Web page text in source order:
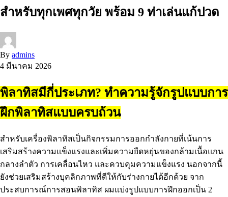
สำหรับทุกเพศทุกวัย พร้อม 9 ท่าเล่นแก้ปวด
By admins
4 มีนาคม 2026
พิลาทิสมีกี่ประเภท? ทำความรู้จักรูปแบบการ
ฝึกพิลาทิสแบบครบถ้วน
สำหรับเครื่องพิลาทิสเป็นกิจกรรมการออกกำลังกายที่เน้นการ
เสริมสร้างความแข็งแรงและเพิ่มความยืดหยุ่นของกล้ามเนื้อแกน
กลางลำตัว การเคลื่อนไหว และควบคุมความแข็งแรง นอกจากนี้
ยังช่วยเสริมสร้างบุคลิกภาพที่ดีให้กับร่างกายได้อีกด้วย จาก
ประสบการณ์การสอนพิลาทิส ผมแบ่งรูปแบบการฝึกออกเป็น 2